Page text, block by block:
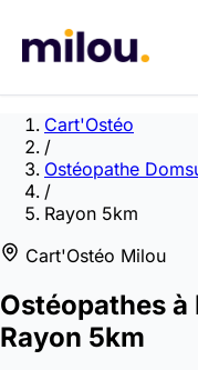
Cart'Ostéo
/
Ostéopathe
/
Rayon 5km
Cart'Ostéo Milou
Ostéopathes à
Rayon 5km